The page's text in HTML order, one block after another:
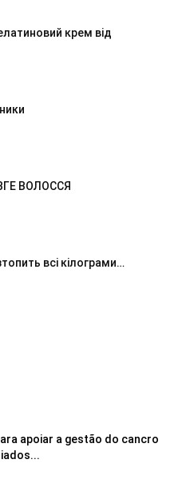
крем від
ВОЛОССЯ
всі кілограми…
apoiar a gestão do cancro